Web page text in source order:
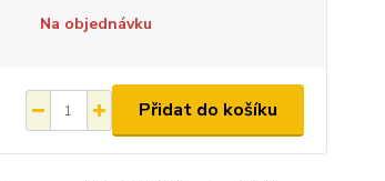
Na objednávku
Přidat do košíku